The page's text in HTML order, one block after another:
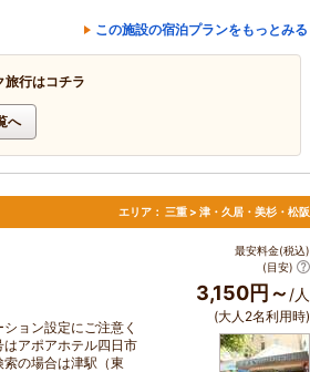
この施設の宿泊プランをもっとみる
旅行はコチラ
へ
エリア： 三重 > 津・久居・美杉・松阪
ョン設定にご注意く
アポアホテル四日市
の場合は津駅（東
最安料金(税込)
(目安)
3,150円～ /人
(大人2名利用時)